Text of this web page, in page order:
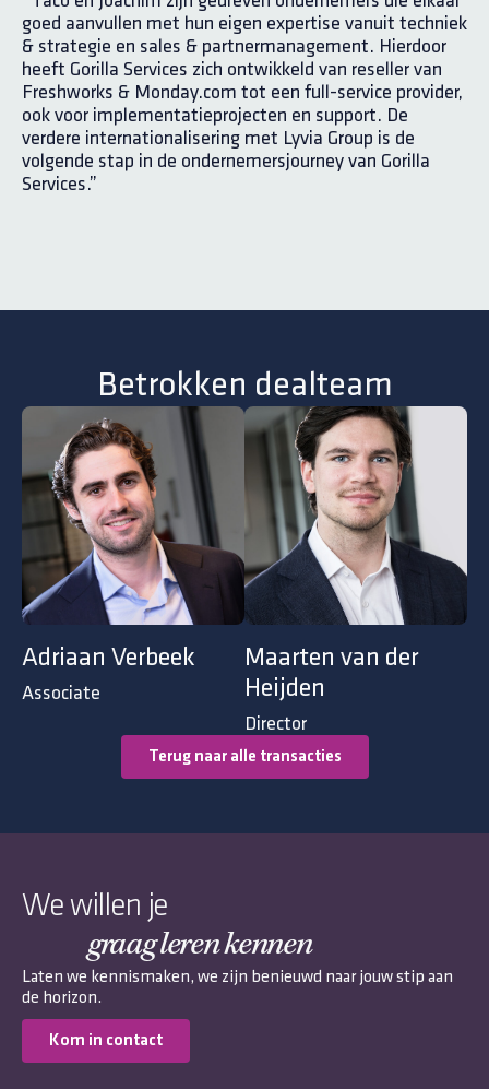
goed aanvullen met hun eigen expertise vanuit techniek
& strategie en sales & partnermanagement. Hierdoor
heeft Gorilla Services zich ontwikkeld van reseller van
Freshworks & Monday.com tot een full-service provider,
ook voor implementatieprojecten en support. De
verdere internationalisering met Lyvia Group is de
volgende stap in de ondernemersjourney van Gorilla
Services.”
Betrokken dealteam
Adriaan Verbeek
Associate
Maarten van der
Heijden
Director
Terug naar alle transacties
We willen je
graag leren kennen
Laten we kennismaken, we zijn benieuwd naar jouw stip aan
de horizon.
Kom in contact